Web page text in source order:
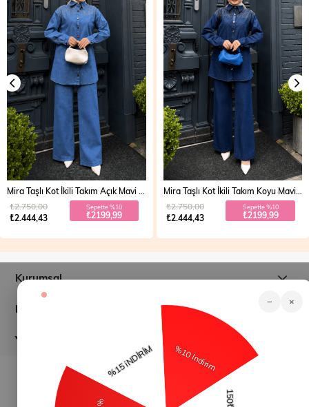
₺2.444,43
₺2.750,00 Sepette %10
₺2199,99
Mira Taşlı Kot İkili Takım Koyu Mavi 19286
₺2.444,43
₺2.750,00 Sepette %10
₺2199,99
Kurumsal
Müşteri İlişkileri
Yardım
modamihram.com - Tüm Hakları Saklıdır.
− ×